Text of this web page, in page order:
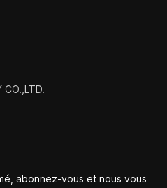
les petits
multifonctionnels
CO.,LTD.
abonnez-vous et nous vous